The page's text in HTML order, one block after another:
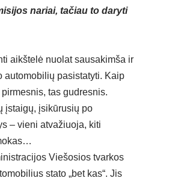
nariai, tačiau to daryti
aikštelė nuolat sausakimša ir
automobilių pasistatyti. Kaip
tas gudresnis.
įstaigų, įsikūrusių po
– vieni atvažiuoja, kiti
Viešosios tvarkos
stato „bet kas“. Jis